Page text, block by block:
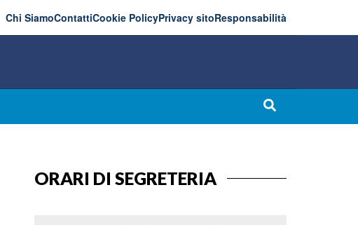
Chi SiamoContattiCookie PolicyPrivacy sitoResponsabilità
ORARI DI SEGRETERIA